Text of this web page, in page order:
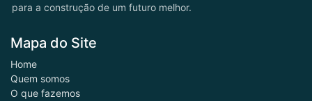
para a construção de um futuro melhor.
Mapa do Site
Home
Quem somos
O que fazemos